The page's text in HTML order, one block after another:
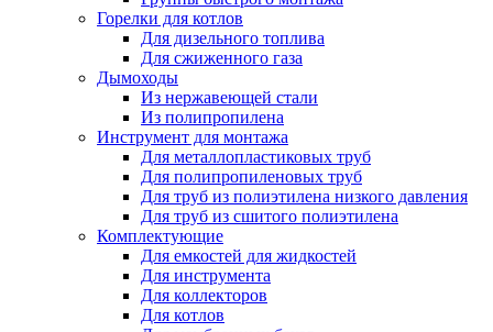
Горелки для котлов
Для дизельного топлива
Для сжиженного газа
Дымоходы
Из нержавеющей стали
Из полипропилена
Инструмент для монтажа
Для металлопластиковых труб
Для полипропиленовых труб
Для труб из полиэтилена низкого давления
Для труб из сшитого полиэтилена
Комплектующие
Для емкостей для жидкостей
Для инструмента
Для коллекторов
Для котлов